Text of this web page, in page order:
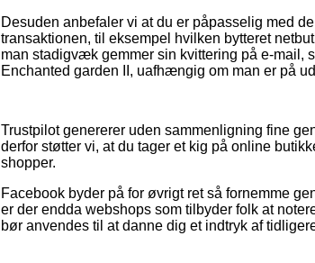
Desuden anbefaler vi at du er påpasselig med
transaktionen, til eksempel hvilken bytteret
man stadigvæk gemmer sin kvittering på e-
Enchanted garden II, uafhængig om man er på
Trustpilot genererer uden sammenligning fine
derfor støtter vi, at du tager et kig på online
shopper.
Facebook byder på for øvrigt ret så fornemme
er der endda webshops som tilbyder folk at
bør anvendes til at danne dig et indtryk af